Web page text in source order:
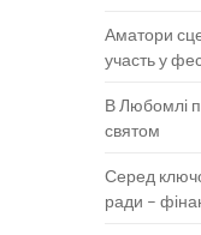
Аматори
участь у
В Любомлі
святом
Серед
ради –